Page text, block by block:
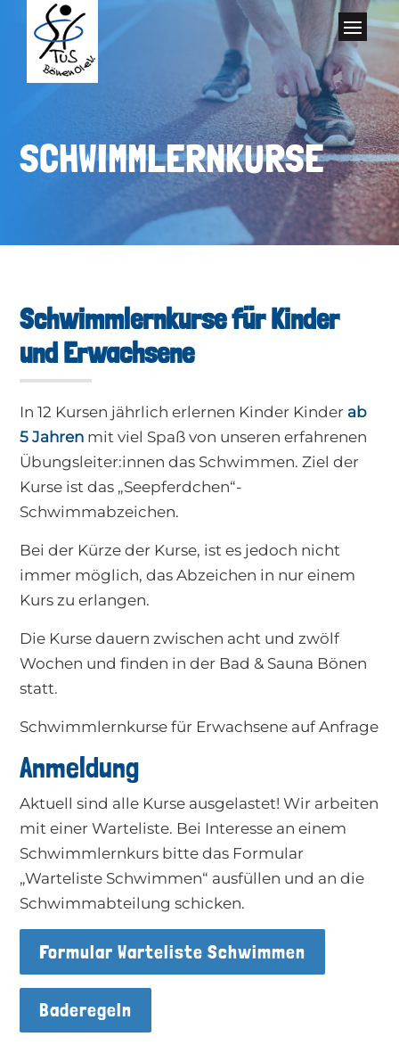
Skip To Content
SCHWIMMLERNKURSE
Schwimmlernkurse für Kinder
und Erwachsene
In 12 Kursen jährlich erlernen Kinder Kinder ab
5 Jahren mit viel Spaß von unseren erfahrenen
Übungsleiter:innen das Schwimmen. Ziel der
Kurse ist das „Seepferdchen“-
Schwimmabzeichen.
Bei der Kürze der Kurse, ist es jedoch nicht
immer möglich, das Abzeichen in nur einem
Kurs zu erlangen.
Die Kurse dauern zwischen acht und zwölf
Wochen und finden in der Bad & Sauna Bönen
statt.
Schwimmlernkurse für Erwachsene auf Anfrage
Anmeldung
Aktuell sind alle Kurse ausgelastet! Wir arbeiten
mit einer Warteliste. Bei Interesse an einem
Schwimmlernkurs bitte das Formular
„Warteliste Schwimmen“ ausfüllen und an die
Schwimmabteilung schicken.
Formular Warteliste Schwimmen
Baderegeln